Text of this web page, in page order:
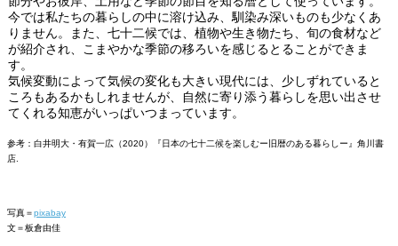
今では私たちの暮らしの中に溶け込み、馴染み深いものも少なくあ
りません。また、七十二候では、植物や生き物たち、旬の食材など
が紹介され、こまやかな季節の移ろいを感じるとることができま
す。
気候変動によって気候の変化も大きい現代には、少しずれていると
ころもあるかもしれませんが、自然に寄り添う暮らしを思い出させ
てくれる知恵がいっぱいつまっています。
参考：白井明大・有賀一広（2020）『日本の七十二候を楽しむー旧暦のある暮らしー』角川書
店.
写真＝pixabay
文＝板倉由佳